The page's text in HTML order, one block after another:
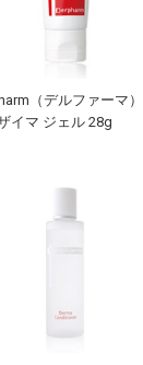
（デルファーマ）
イマ ジェル 28g